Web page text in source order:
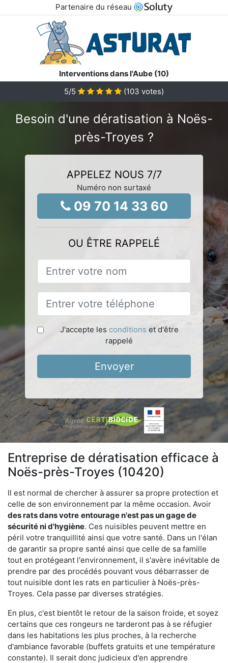
Partenaire du réseau
Interventions dans l'Aube (10)
5/5 (103 votes)
Besoin d'une dératisation à Noës-
près-Troyes ?
APPELEZ NOUS 7/7
Numéro non surtaxé
09 70 14 33 60
OU ÊTRE RAPPELÉ
J'accepte les conditions et d'être
rappelé
Envoyer
Entreprise de dératisation efficace à
Noës-près-Troyes (10420)
Il est normal de chercher à assurer sa propre protection et
celle de son environnement par la même occasion. Avoir
des rats dans votre entourage n'est pas un gage de
sécurité ni d'hygiène. Ces nuisibles peuvent mettre en
péril votre tranquillité ainsi que votre santé. Dans un l'élan
de garantir sa propre santé ainsi que celle de sa famille
tout en protégeant l'environnement, il s'avère inévitable de
prendre par des procédés pouvant vous débarrasser de
tout nuisible dont les rats en particulier à Noës-près-
Troyes. Cela passe par diverses stratégies.
En plus, c'est bientôt le retour de la saison froide, et soyez
certains que ces rongeurs ne tarderont pas à se réfugier
dans les habitations les plus proches, à la recherche
d'ambiance favorable (buffets gratuits et une température
constante). Il serait donc judicieux d'en apprendre